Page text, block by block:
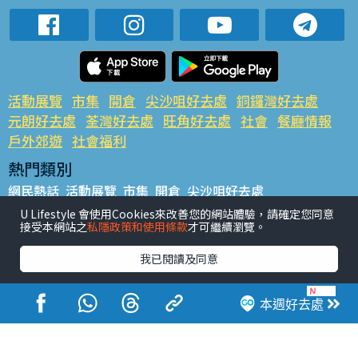
本週好去處
活動展覽 市集 開倉 尖沙咀好去處 銅鑼灣好去處
元朗好去處 荃灣好去處 旺角好去處 社會 餐廳情報
戶外郊遊 社會福利
熱門類別
網民熱話 活動展覽 市集 開倉 尖沙咀好去處
銅鑼灣好去處 元朗好去處 荃灣好去處 旺角好去處 社會
餐廳情報 戶外郊遊
熱門標籤
#UGO搵好去處 #人氣活動推介 #美食社群熱話
#親子玩樂好去處
#ULifestyle應用程式
#限時搶
#UJetso禮物放送
#ULifestyle商戶中心 #著數 #網絡熱話
U Lifestyle 會使用Cookies來改善您的網站體驗，請確定您同意
接受本網站之私隱政策和使用條款才可繼續瀏覽。
我已閱讀及同意